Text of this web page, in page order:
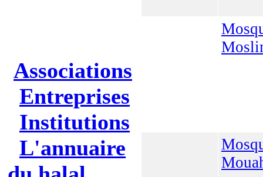
Associations
Entreprises
Institutions
L'annuaire